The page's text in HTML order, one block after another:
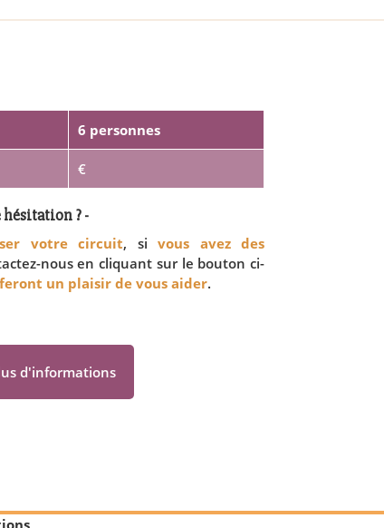
6 personnes
€
hésitation ? -
votre circuit, sivous avez des
nous en cliquant sur le bouton ci-
feront un plaisir de vous aider.
d'informations